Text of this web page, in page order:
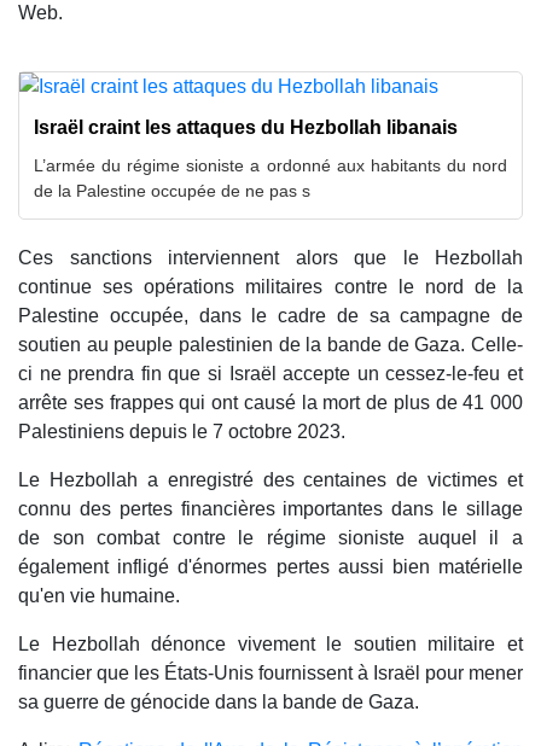
Web.
Israël craint les attaques du Hezbollah libanais
L’armée du régime sioniste a ordonné aux habitants du nord
de la Palestine occupée de ne pas s
Ces sanctions interviennent alors que le Hezbollah
continue ses opérations militaires contre le nord de la
Palestine occupée, dans le cadre de sa campagne de
soutien au peuple palestinien de la bande de Gaza. Celle-
ci ne prendra fin que si Israël accepte un cessez-le-feu et
arrête ses frappes qui ont causé la mort de plus de 41 000
Palestiniens depuis le 7 octobre 2023.
Le Hezbollah a enregistré des centaines de victimes et
connu des pertes financières importantes dans le sillage
de son combat contre le régime sioniste auquel il a
également infligé d'énormes pertes aussi bien matérielle
qu'en vie humaine.
Le Hezbollah dénonce vivement le soutien militaire et
financier que les États-Unis fournissent à Israël pour mener
sa guerre de génocide dans la bande de Gaza.